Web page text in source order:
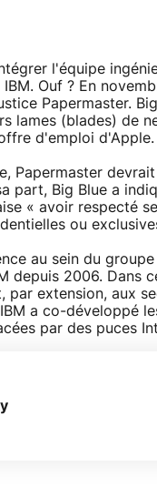
l'équipe
Ouf ? En
Papermaster.
lames (blades) de
d'emploi d'Apple.
Papermaster
part, Big Blue a
« avoir respecté
ou
au sein du
depuis 2006. Dans
par extension, aux
a co-développé
par des puces